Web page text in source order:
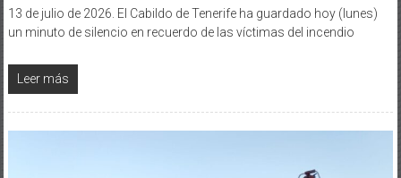
13 de julio de 2026. El Cabildo de Tenerife ha guardado hoy (lunes)
un minuto de silencio en recuerdo de las víctimas del incendio
Leer más